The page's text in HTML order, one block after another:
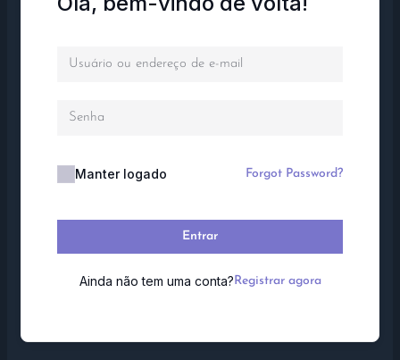
Manter logado Forgot Password?
Entrar
Ainda não tem uma conta? Registrar agora